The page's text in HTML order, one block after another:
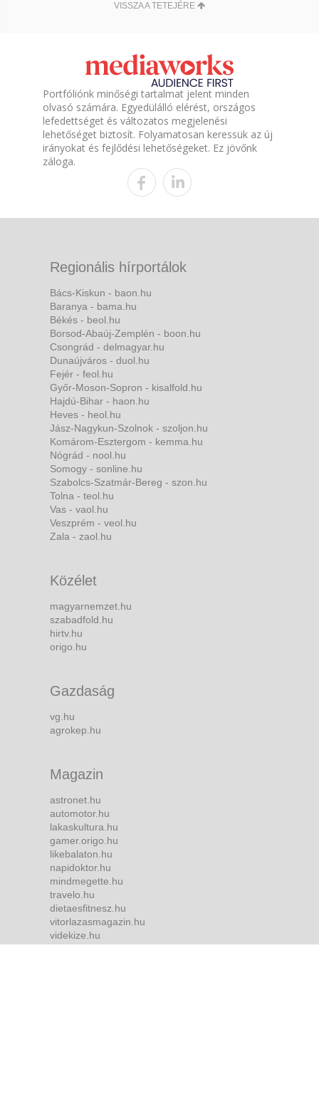
VISSZA A TETEJÉRE
Portfóliónk minőségi tartalmat jelent minden
olvasó számára. Egyedülálló elérést, országos
lefedettséget és változatos megjelenési
lehetőséget biztosít. Folyamatosan keressük az új
irányokat és fejlődési lehetőségeket. Ez jövőnk
záloga.
Regionális hírportálok
Bács-Kiskun - baon.hu
Baranya - bama.hu
Békés - beol.hu
Borsod-Abaúj-Zemplén - boon.hu
Csongrád - delmagyar.hu
Dunaújváros - duol.hu
Fejér - feol.hu
Győr-Moson-Sopron - kisalfold.hu
Hajdú-Bihar - haon.hu
Heves - heol.hu
Jász-Nagykun-Szolnok - szoljon.hu
Komárom-Esztergom - kemma.hu
Nógrád - nool.hu
Somogy - sonline.hu
Szabolcs-Szatmár-Bereg - szon.hu
Tolna - teol.hu
Vas - vaol.hu
Veszprém - veol.hu
Zala - zaol.hu
Közélet
magyarnemzet.hu
szabadfold.hu
hirtv.hu
origo.hu
Gazdaság
vg.hu
agrokep.hu
Magazin
astronet.hu
automotor.hu
lakaskultura.hu
gamer.origo.hu
likebalaton.hu
napidoktor.hu
mindmegette.hu
travelo.hu
dietaesfitnesz.hu
vitorlazasmagazin.hu
videkize.hu